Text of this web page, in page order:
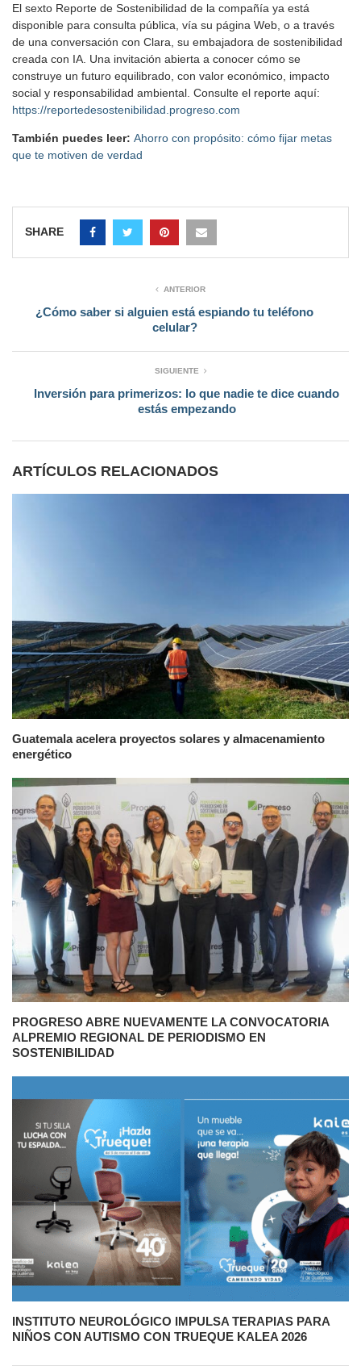
El sexto Reporte de Sostenibilidad de la compañía ya está
disponible para consulta pública, vía su página Web, o a través
de una conversación con Clara, su embajadora de sostenibilidad
creada con IA. Una invitación abierta a conocer cómo se
construye un futuro equilibrado, con valor económico, impacto
social y responsabilidad ambiental. Consulte el reporte aquí:
https://reportedesostenibilidad.progreso.com
También puedes leer: Ahorro con propósito: cómo fijar metas
que te motiven de verdad
SHARE
ANTERIOR
¿Cómo saber si alguien está espiando tu teléfono
celular?
SIGUIENTE
Inversión para primerizos: lo que nadie te dice cuando
estás empezando
ARTÍCULOS RELACIONADOS
Guatemala acelera proyectos solares y almacenamiento
energético
PROGRESO ABRE NUEVAMENTE LA CONVOCATORIA
ALPREMIO REGIONAL DE PERIODISMO EN
SOSTENIBILIDAD
INSTITUTO NEUROLÓGICO IMPULSA TERAPIAS PARA
NIÑOS CON AUTISMO CON TRUEQUE KALEA 2026